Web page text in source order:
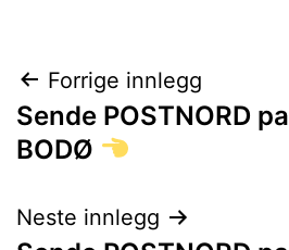
Forrige innlegg
Sende POSTNORD
BODØ
Neste innlegg